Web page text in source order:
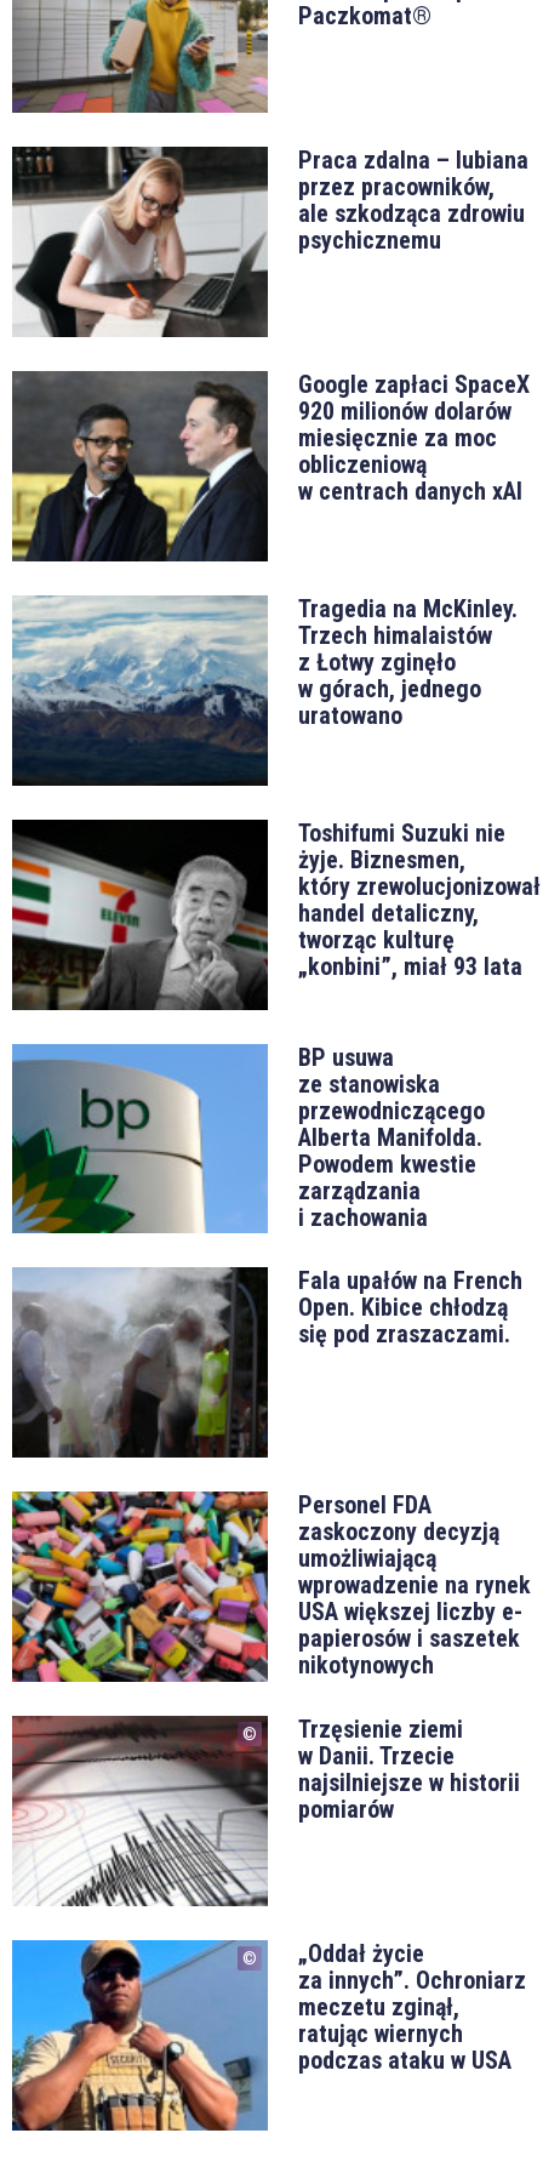
Paczkomat®
Praca zdalna – lubiana
przez pracowników,
ale szkodząca zdrowiu
psychicznemu
Google zapłaci SpaceX
920 milionów dolarów
miesięcznie za moc
obliczeniową
w centrach danych xAI
Tragedia na McKinley.
Trzech himalaistów
z Łotwy zginęło
w górach, jednego
uratowano
Toshifumi Suzuki nie
żyje. Biznesmen,
który zrewolucjonizował
handel detaliczny,
tworząc kulturę
„konbini”, miał 93 lata
BP usuwa
ze stanowiska
przewodniczącego
Alberta Manifolda.
Powodem kwestie
zarządzania
i zachowania
Fala upałów na French
Open. Kibice chłodzą
się pod zraszaczami.
Personel FDA
zaskoczony decyzją
umożliwiającą
wprowadzenie na rynek
USA większej liczby e-
papierosów i saszetek
nikotynowych
Trzęsienie ziemi
w Danii. Trzecie
najsilniejsze w historii
pomiarów
„Oddał życie
za innych”. Ochroniarz
meczetu zginął,
ratując wiernych
podczas ataku w USA